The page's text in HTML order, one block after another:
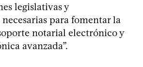
legislativas y
para fomentar la
notarial electrónico y
avanzada”.